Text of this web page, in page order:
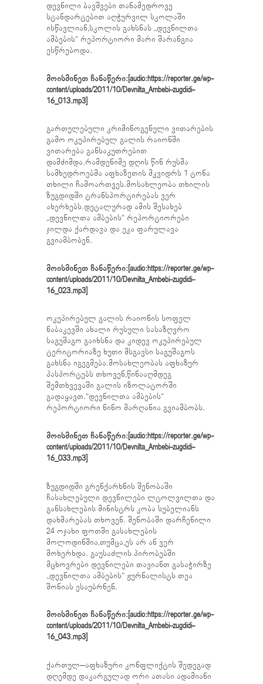
დევნილი ბავშვები თანამედროვე
სტანდარტებით აღჭურვილ სკოლაში
ისწავლიან,სკოლის გახსნას „დევნილთა
ამბების“ რეპორტიორი მარი შარანგია
ესწრებოდა.
მოისმინეთ ჩანაწერი:[audio:https://reporter.ge/wp-
content/uploads/2011/10/Devnilta_Ambebi-zugdidi-
16_013.mp3]
გართულებული კრიმინოგენული ვითარების
გამო ოკუპირებულ გალის რაიონში
ვითარება განსაკუთრებით
დამძიმდა.რამდენიმე დღის წინ რუსმა
სამხედროებმა აფხაზეთის მკვიდრს 1 ტონა
თხილი ჩამოართვეს.მოსახლეობა თხილის
ზუგდიდში ტრანსპორტირებას ვერ
ახერხებს.დეტალურად ამის შესახებ
„დევნილთა ამბების“ რეპორტიორები
ჯილდა ქარდავა და ეკა ფარულავა
გვიამბობენ.
მოისმინეთ ჩანაწერი:[audio:https://reporter.ge/wp-
content/uploads/2011/10/Devnilta_Ambebi-zugdidi-
16_023.mp3]
ოკუპირებულ გალის რაიონის სოფელ
ნაბაკევში ახალი რუსული სასაზღვრო
საგუშაგო გაიხსნა და კიდევ ოკუპირებულ
ტერიტორიაზე ხუთი მსგავსი საგუშაგოს
გახსნა იგეგმება.მოსახლეობას აფხაზურ
პასპორტებს თხოვენ,წინააღმდეგ
შემთხვევაში გალის იზოლატორში
გადაყავთ.“დევნილთა ამბების“
რეპორტიორი ნინო მარღანია გვიამბობს.
მოისმინეთ ჩანაწერი:[audio:https://reporter.ge/wp-
content/uploads/2011/10/Devnilta_Ambebi-zugdidi-
16_033.mp3]
ზუგდიდში გრენქარხნის შენობაში
ჩასახლებული დევნილები ლტოლვილთა და
განსახლების მინისტრს კობა სუბელიანს
დახმარებას თხოვენ. შენობაში დარჩენილი
24 ოჯახი ფოთში გასახლების
მოლოდინშია,თუმცა,ეს არ ან ვერ
მოხერხდა. გაუსაძლის პირობებში
მცხოვრები დევნილები თავიანთ გასაჭირზე
„დევნილთა ამბების“ ჟურნალისტს თეა
შონიას ესაუბრნენ.
მოისმინეთ ჩანაწერი:[audio:https://reporter.ge/wp-
content/uploads/2011/10/Devnilta_Ambebi-zugdidi-
16_043.mp3]
ქართულ–აფხაზური კონფლიქტის შედეგად
დღემდე დაკარგულად ორი ათასი ადამიანი